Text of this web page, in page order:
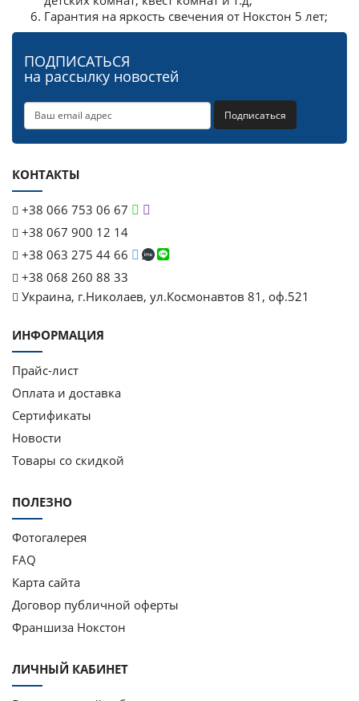
Гарантия на яркость свечения от Нокстон 5 лет;
ПОДПИСАТЬСЯ
на рассылку новостей
Подписаться
КОНТАКТЫ
+38 066 753 06 67
+38 067 900 12 14
+38 063 275 44 66
+38 068 260 88 33
Украина, г.Николаев, ул.Космонавтов 81, оф.521
ИНФОРМАЦИЯ
Прайс-лист
Оплата и доставка
Сертификаты
Новости
Товары со скидкой
ПОЛЕЗНО
Фотогалерея
FAQ
Карта сайта
Договор публичной оферты
Франшиза Нокстон
ЛИЧНЫЙ КАБИНЕТ